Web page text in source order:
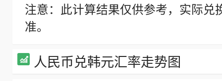
注意：此计算结果仅供参考，实际
准。
人民币兑韩元汇率走势图